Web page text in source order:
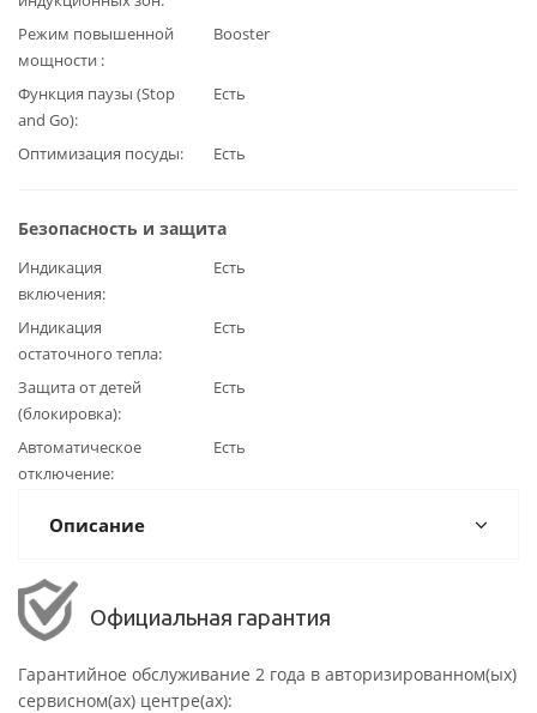
Режим повышенной
мощности
Booster
Функция паузы (Stop
and Go)
Есть
Оптимизация посуды Есть
Безопасность и защита
Индикация
включения
Есть
Индикация
остаточного тепла
Есть
Защита от детей
(блокировка)
Есть
Автоматическое
отключение
Есть
Описание
Официальная гарантия
Гарантийное обслуживание 2 года в авторизированном(ых)
сервисном(ах) центре(ах):